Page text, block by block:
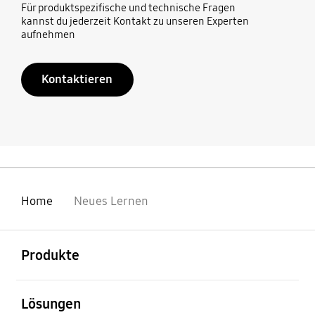
Für produktspezifische und technische Fragen
kannst du jederzeit Kontakt zu unseren Experten
aufnehmen
Kontaktieren
Home Neues Lernen
Produkte
Lösungen